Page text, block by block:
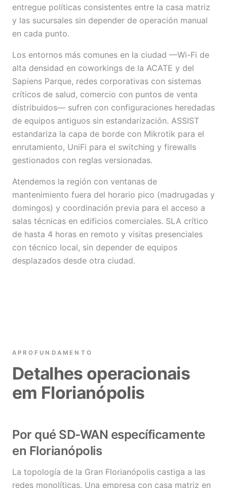
entregue políticas consistentes entre la casa matriz
y las sucursales sin depender de operación manual
en cada punto.
Los entornos más comunes en la ciudad —Wi-Fi de
alta densidad en coworkings de la ACATE y del
Sapiens Parque, redes corporativas con sistemas
críticos de salud, comercio con puntos de venta
distribuidos— sufren con configuraciones heredadas
de equipos antiguos sin estandarización. ASSIST
estandariza la capa de borde con Mikrotik para el
enrutamiento, UniFi para el switching y firewalls
gestionados con reglas versionadas.
Atendemos la región con ventanas de
mantenimiento fuera del horario pico (madrugadas y
domingos) y coordinación previa para el acceso a
salas técnicas en edificios comerciales. SLA crítico
de hasta 4 horas en remoto y visitas presenciales
con técnico local, sin depender de equipos
desplazados desde otra ciudad.
APROFUNDAMENTO
Detalhes operacionais
em Florianópolis
Por qué SD-WAN específicamente
en Florianópolis
La topología de la Gran Florianópolis castiga a las
redes monolíticas. Una empresa con casa matriz en